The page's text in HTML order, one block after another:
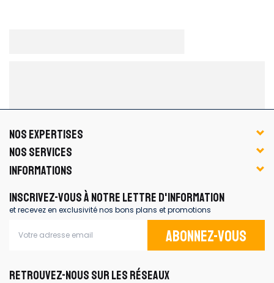
NOS EXPERTISES
NOS SERVICES
INFORMATIONS
INSCRIVEZ-VOUS À NOTRE LETTRE D'INFORMATION
et recevez en exclusivité nos bons plans et promotions
Abonnez-vous
RETROUVEZ-NOUS SUR LES RÉSEAUX